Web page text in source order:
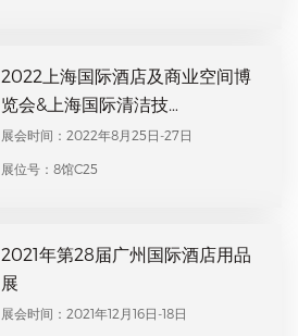
2022上海国际酒店及商业空间博
览会&上海国际清洁技…
展会时间：2022年8月25日-27日
展位号：8馆C25
2021年第28届广州国际酒店用品
展
展会时间：2021年12月16日-18日